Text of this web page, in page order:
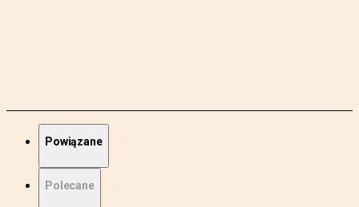
Powiązane
Polecane